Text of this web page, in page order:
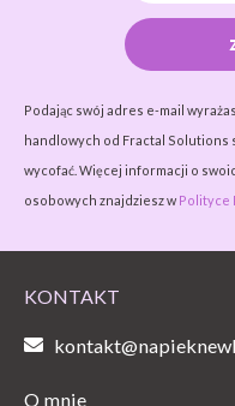
Podając swój adres e-mail
handlowych od Fractal Solutions
wycofać. Więcej informacji o
osobowych znajdziesz w Polityce
KONTAKT
O mnie